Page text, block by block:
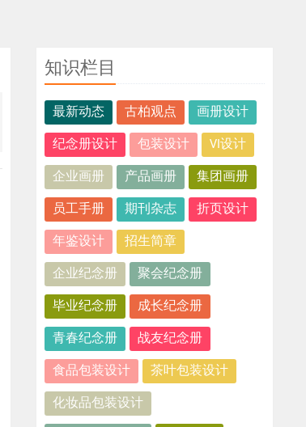
知识栏目
最新动态 古柏观点 画册设计
纪念册设计 包装设计 VI设计
企业画册 产品画册 集团画册
员工手册 期刊杂志 折页设计
年鉴设计 招生简章
企业纪念册 聚会纪念册
毕业纪念册 成长纪念册
青春纪念册 战友纪念册
食品包装设计 茶叶包装设计
化妆品包装设计